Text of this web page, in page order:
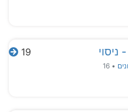
•
16
19